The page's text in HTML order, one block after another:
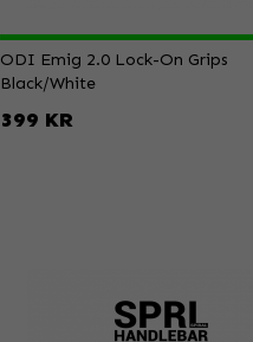
ODI Emig 2.0 Lock-On Grips
Black/White
399 KR